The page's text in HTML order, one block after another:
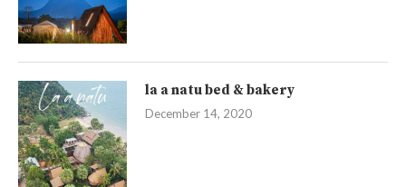
la a natu bed & bakery
December 14, 2020